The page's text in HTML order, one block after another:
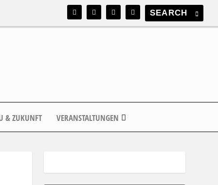
& ZUKUNFT VERANSTALTUNGEN